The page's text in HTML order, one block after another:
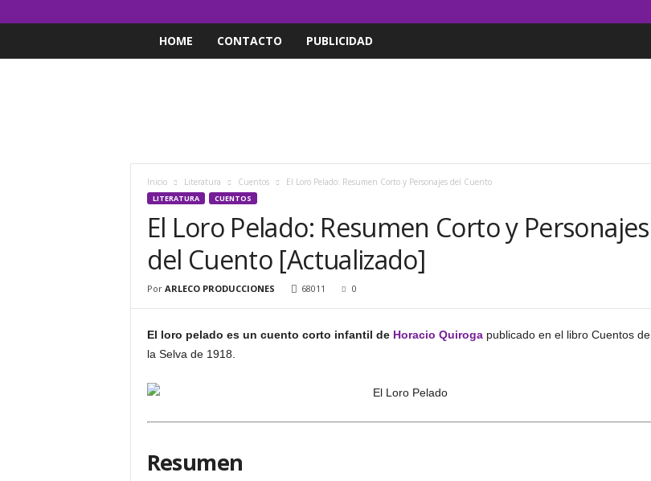
HOME CONTACTO PUBLICIDAD
Inicio Literatura Cuentos El Loro Pelado: Resumen Corto y Personajes del Cuento
LITERATURA CUENTOS
El Loro Pelado: Resumen Corto y Personajes
del Cuento [Actualizado]
Por ARLECO PRODUCCIONES 68011 0
El loro pelado es un cuento corto infantil de Horacio Quirogapublicado en el libro Cuentos de
la Selva de 1918.
Resumen